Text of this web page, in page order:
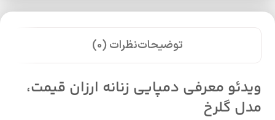
توضیحاتنظرات (0)
ویدئو معرفی دمپایی زنانه ارزان قیمت،
مدل گلرخ